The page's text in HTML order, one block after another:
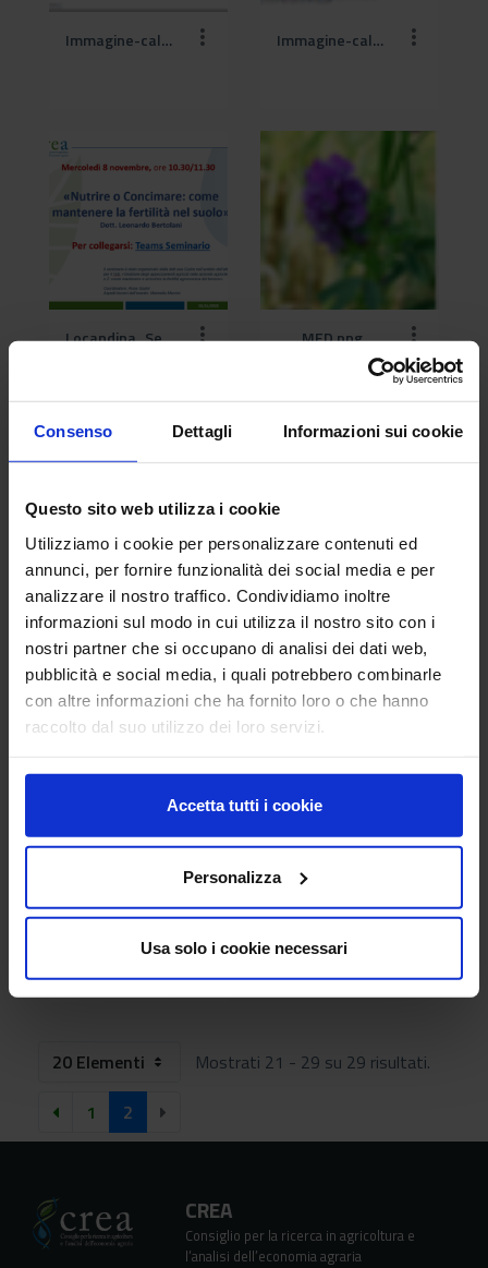
Consenso Dettagli Informazioni sui cookie
Questo sito web utilizza i cookie
Utilizziamo i cookie per personalizzare contenuti ed
annunci, per fornire funzionalità dei social media e per
analizzare il nostro traffico. Condividiamo inoltre
informazioni sul modo in cui utilizza il nostro sito con i
nostri partner che si occupano di analisi dei dati web,
pubblicità e social media, i quali potrebbero combinarle
con altre informazioni che ha fornito loro o che hanno
raccolto dal suo utilizzo dei loro servizi.
Accetta tutti i cookie
Personalizza
Usa solo i cookie necessari
Immagine-calendari-AN.png Immagine-calendari-ISP.png
Locandina_Seminario Teams 8 novembre GdL.png MED.png
nav.png Seminario 12 dicembre GdL.png
20 Elementi
Mostrati 21 - 29 su 29 risultati.
1
2
CREA
Consiglio per la ricerca in agricoltura e
l’analisi dell’economia agraria